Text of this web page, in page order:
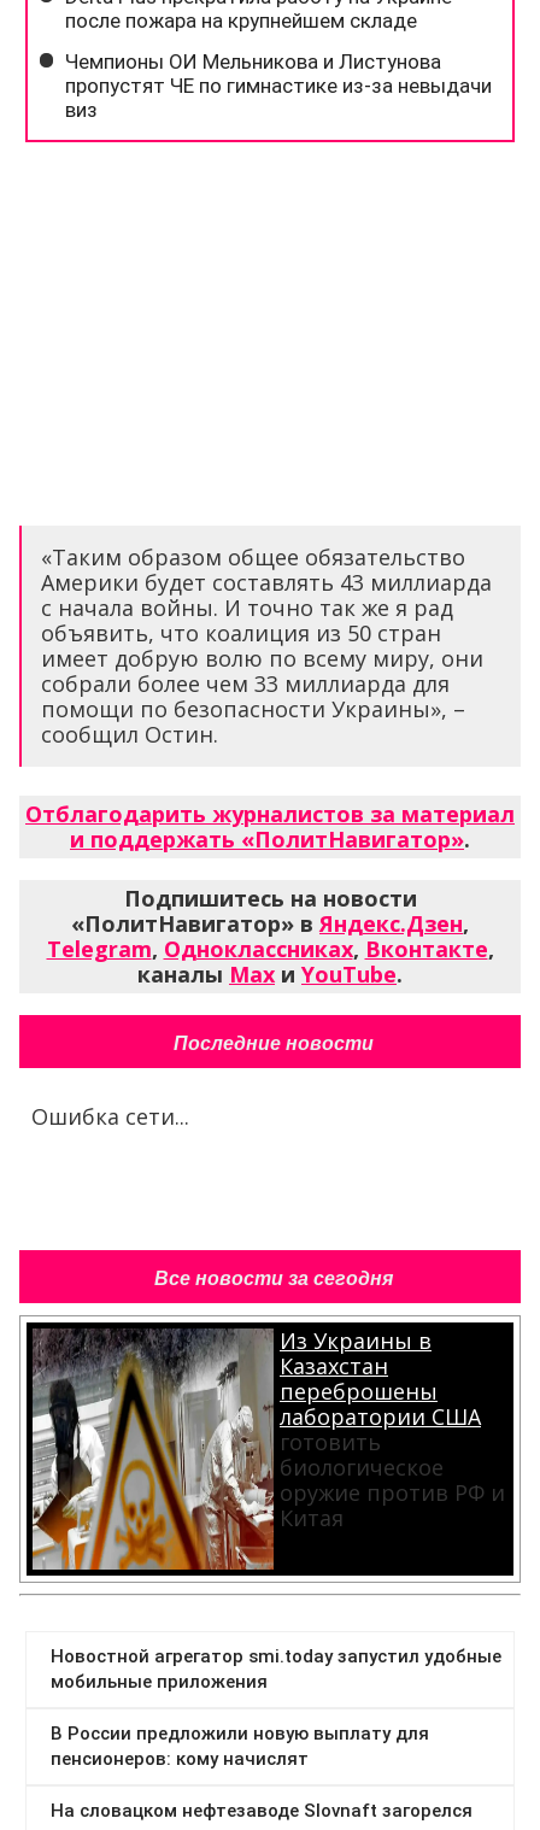
«Таким образом общее обязательство
Америки будет составлять 43 миллиарда
с начала войны. И точно так же я рад
объявить, что коалиция из 50 стран
имеет добрую волю по всему миру, они
собрали более чем 33 миллиарда для
помощи по безопасности Украины», –
сообщил Остин.
Отблагодарить журналистов за материал
и поддержать «ПолитНавигатор».
Подпишитесь на новости
«ПолитНавигатор» вЯндекс.Дзен,
Telegram, Одноклассниках, Вконтакте,
каналы Max и YouTube.
Последние новости
Ошибка сети...
Все новости за сегодня
Из Украины в
Казахстан
переброшены
лаборатории США
готовить
биологическое
оружие против РФ и
Китая